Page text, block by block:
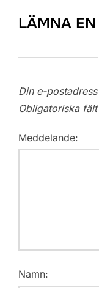
LÄMNA
Din e-
Obligatoriska
Meddelande:
Namn: